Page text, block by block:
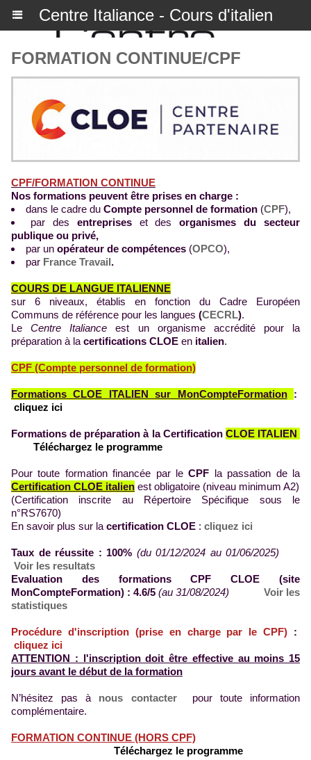
Centre Italiance - Cours d'italien
FORMATION CONTINUE/CPF
CPF/FORMATION CONTINUE
Nos formations peuvent être prises en charge :
dans le cadre du Compte personnel de formation (CPF),
par des entreprises et des organismes du secteur
publique ou privé,
par un opérateur de compétences (OPCO),
par France Travail.
COURS DE LANGUE ITALIENNE
sur 6 niveaux, établis en fonction du Cadre Européen
Communs de référence pour les langues (CECRL).
LeCentre Italiance est un organisme accrédité pour la
préparation à la certifications CLOE en italien.
CPF (Compte personnel de formation)
Formations CLOE ITALIEN sur MonCompteFormation
:
cliquez ici
Formations de préparation à la Certification CLOE ITALIEN
Téléchargez le programme
Pour toute formation financée par leCPF la passation de la
Certification CLOE italien est obligatoire (niveau minimum A2)
(Certification inscrite au Répertoire Spécifique sous le
n°RS7670)
En savoir plus sur la certification CLOE : cliquez ici
Taux de réussite : 100% (du 01/12/2024 au 01/06/2025)
Voir les resultats
Evaluation des formations CPF CLOE (site
MonCompteFormation) : 4.6/5 (au 31/08/2024) Voir les
statistiques
Procédure d'inscription (prise en charge par le CPF) :
cliquez ici
ATTENTION : l'inscription doit être effective au moins 15
jours avant le début de la formation
N’hésitez pas à nous contacterpour toute information
complémentaire.
FORMATION CONTINUE (HORS CPF)
Téléchargez le programme